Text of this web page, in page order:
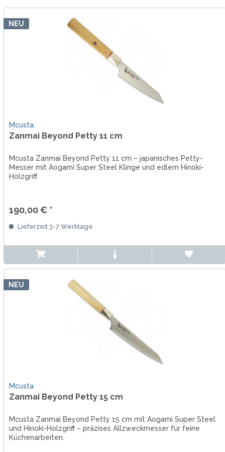
NEU
Mcusta
Zanmai Beyond Petty 11 cm
Mcusta Zanmai Beyond Petty 11 cm – japanisches Petty-
Messer mit Aogami Super Steel Klinge und edlem Hinoki-
Holzgriff.
190,00 € *
Lieferzeit 3-7 Werktage
NEU
Mcusta
Zanmai Beyond Petty 15 cm
Mcusta Zanmai Beyond Petty 15 cm mit Aogami Super Steel
und Hinoki-Holzgriff – präzises Allzweckmesser für feine
Küchenarbeiten.